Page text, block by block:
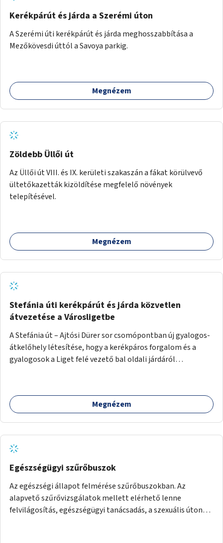
Kerékpárút és járda a Szerémi úton
A Szerémi úti kerékpárút és járda meghosszabbítása a
Mezőkövesdi úttól a Savoya parkig.
Megnézem
Zöldebb Üllői út
Az Üllői út VIII. és IX. kerületi szakaszán a fákat körülvevő
ültetőkazetták kizöldítése megfelelő növények
telepítésével.
Megnézem
Stefánia úti kerékpárút és járda közvetlen
átvezetése a Városligetbe
A Stefánia út – Ajtósi Dürer sor csomópontban új gyalogos-
átkelőhely létesítése, hogy a kerékpáros forgalom és a
gyalogosok a Liget felé vezető bal oldali járdáról
Megnézem
Egészségügyi szűrőbuszok
Az egészségi állapot felmérése szűrőbuszokban. Az
alapvető szűrővizsgálatok mellett elérhető lenne
felvilágosítás, egészségügyi tanácsadás, a szexuális úton